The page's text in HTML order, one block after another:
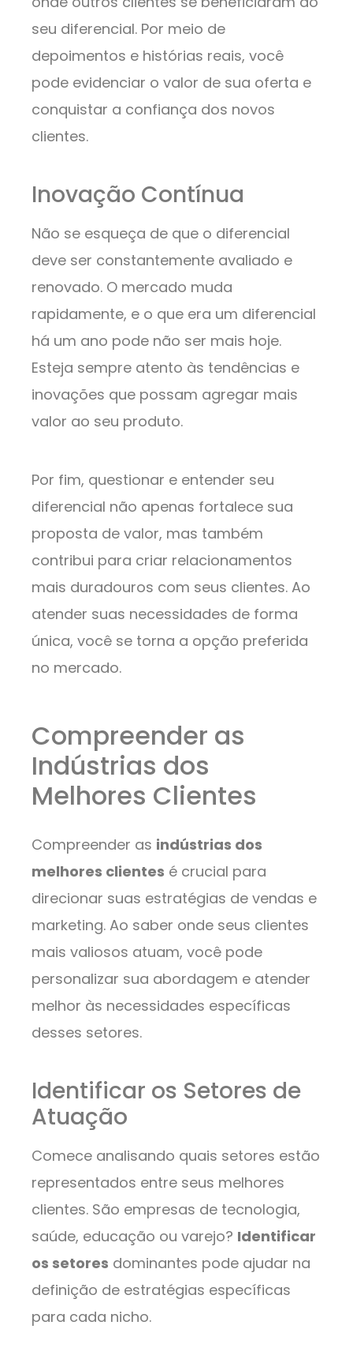
seu diferencial. Por meio de
depoimentos e histórias reais, você
pode evidenciar o valor de sua oferta e
conquistar a confiança dos novos
clientes.
Inovação Contínua
Não se esqueça de que o diferencial
deve ser constantemente avaliado e
renovado. O mercado muda
rapidamente, e o que era um diferencial
há um ano pode não ser mais hoje.
Esteja sempre atento às tendências e
inovações que possam agregar mais
valor ao seu produto.
Por fim, questionar e entender seu
diferencial não apenas fortalece sua
proposta de valor, mas também
contribui para criar relacionamentos
mais duradouros com seus clientes. Ao
atender suas necessidades de forma
única, você se torna a opção preferida
no mercado.
Compreender as
Indústrias dos
Melhores Clientes
Compreender as indústrias dos
melhores clientes é crucial para
direcionar suas estratégias de vendas e
marketing. Ao saber onde seus clientes
mais valiosos atuam, você pode
personalizar sua abordagem e atender
melhor às necessidades específicas
desses setores.
Identificar os Setores de
Atuação
Comece analisando quais setores estão
representados entre seus melhores
clientes. São empresas de tecnologia,
saúde, educação ou varejo? Identificar
os setores dominantes pode ajudar na
definição de estratégias específicas
para cada nicho.